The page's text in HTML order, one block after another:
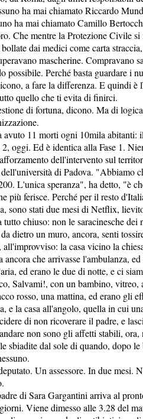
ha mai chiamato Riccardo
ha mai chiamato Camillo
Che mentre la Protezione Civile
dai medici come carta
mascherine. Compravano
possibile. Perché basta guardare i
a fare la differenza. E quindi è
quello che ti evita di finirci.
di fortuna, dicono. Ma di
avuto 11 morti ogni 10mila abitanti:
oggi. Ed è identica alla Fase 1.
dell'intervento sul
di Padova. "Abbiamo
L'unica speranza", ha detto, "è
più ferisce. Perché per il resto
sono stati due mesi di Netflix,
chiuso: non le saracinesche dei
dietro un muro, ancora, senti
la casa vicino la
ancora che arrivasse l'ambulanza,
ed erano le due di notte, e ci
Salvami!, con un bambino, vitreo,
rosso, una mattina, ed erano gli
e la casa all'angolo, quella in cui
di non ricoverare il padre, e
non sono gli affetti stabili,
sbiadite dal sole di quando, dopo
Un assessore. In due mesi.
di Sara Gargantini arriva al
Viene dimesso alle 3.28 del